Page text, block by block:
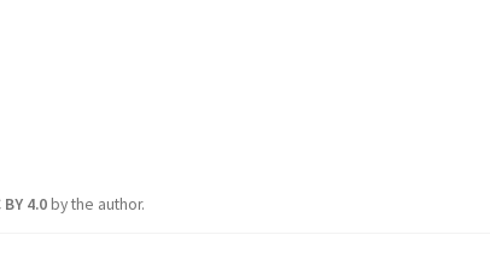
BY 4.0by the author.